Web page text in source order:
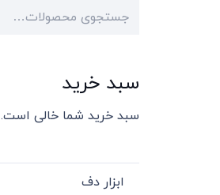
جستجو
سبد خرید
سبد خرید شما خالی است.
ابزار دف